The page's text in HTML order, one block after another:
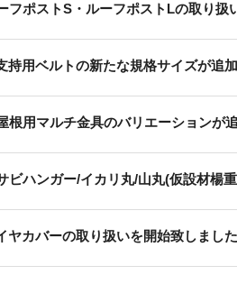
フポストS・ルーフポストLの取り扱
持用ベルトの新たな規格サイズが追
根用マルチ金具のバリエーションが
ビハンガー/イカリ丸/山丸(仮設材楊
ヤカバーの取り扱いを開始致しました